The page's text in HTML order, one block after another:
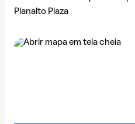
Planalto Plaza